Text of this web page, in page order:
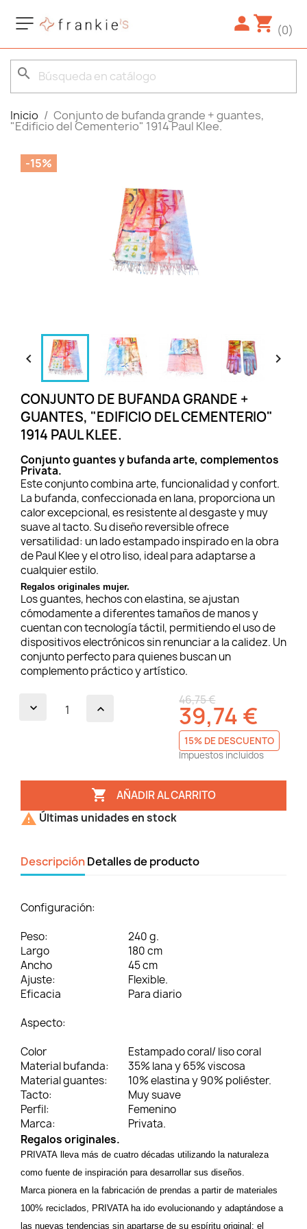
(0)
search
Inicio Conjunto de bufanda grande + guantes,
"Edificio del Cementerio" 1914 Paul Klee.
-15%
 
CONJUNTO DE BUFANDA GRANDE +
GUANTES, "EDIFICIO DEL CEMENTERIO"
1914 PAUL KLEE.
Conjunto guantes y bufanda arte, complementos
Privata.
Este conjunto combina arte, funcionalidad y confort.
La bufanda, confeccionada en lana, proporciona un
calor excepcional, es resistente al desgaste y muy
suave al tacto. Su diseño reversible ofrece
versatilidad: un lado estampado inspirado en la obra
de Paul Klee y el otro liso, ideal para adaptarse a
cualquier estilo.
Regalos originales mujer.
Los guantes, hechos con elastina, se ajustan
cómodamente a diferentes tamaños de manos y
cuentan con tecnología táctil, permitiendo el uso de
dispositivos electrónicos sin renunciar a la calidez. Un
conjunto perfecto para quienes buscan un
complemento práctico y artístico.
46,75 €
39,74 €
15% DE DESCUENTO
Impuestos incluidos
 AÑADIR AL CARRITO
 Últimas unidades en stock
DescripciónDetalles de producto
Configuración:
Peso:
240 g.
Largo
180 cm
Ancho
45 cm
Ajuste:
Flexible.
Eficacia
Para diario
Aspecto:
Color
Estampado coral/ liso coral
Material bufanda:
35% lana y 65% viscosa
Material guantes:
10% elastina y 90% poliéster.
Tacto:
Muy suave
Perfil:
Femenino
Marca:
Privata.
Regalos originales.
PRIVATA lleva más de cuatro décadas utilizando la naturaleza
como fuente de inspiración para desarrollar sus diseños.
Marca pionera en la fabricación de prendas a partir de materiales
100% reciclados, PRIVATA ha ido evolucionando y adaptándose a
las nuevas tendencias sin apartarse de su espíritu original: el